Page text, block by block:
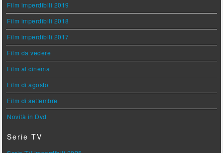
Film imperdibili 2019
Film imperdibili 2018
Film imperdibili 2017
Film da vedere
Film al cinema
Film di agosto
Film di settembre
Novità in Dvd
Serie TV